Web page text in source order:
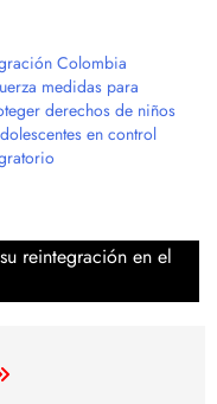
Colombia
medidas para
derechos de niños
en control
reintegración en el